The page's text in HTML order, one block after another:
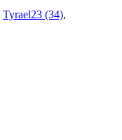
Tyrael23 (34),